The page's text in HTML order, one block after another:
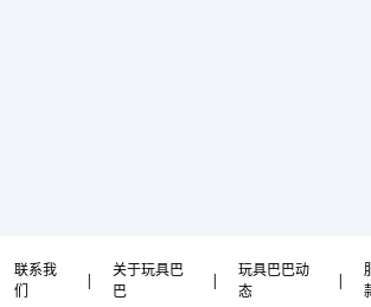
联系我
们
|
关于玩具巴
巴
|
玩具巴巴动
态
|